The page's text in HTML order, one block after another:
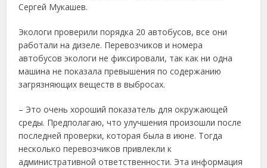
Сергей Мукашев.
Экологи проверили порядка 20 автобусов, все они
работали на дизеле. Перевозчиков и номера
автобусов экологи не фиксировали, так как ни одна
машина не показала превышения по содержанию
загрязняющих веществ в выбросах.
– Это очень хороший показатель для окружающей
среды. Предполагаю, что улучшения произошли после
последней проверки, которая была в июне. Тогда
несколько перевозчиков привлекли к
административной ответственности. Эта информация